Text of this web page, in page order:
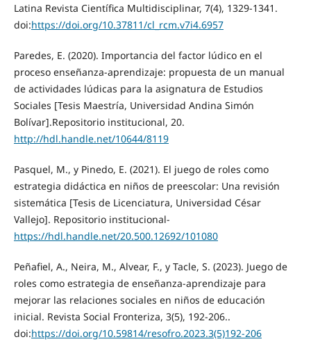
Latina Revista Científica Multidisciplinar, 7(4), 1329-1341.
doi:https://doi.org/10.37811/cl_rcm.v7i4.6957
Paredes, E. (2020). Importancia del factor lúdico en el
proceso enseñanza-aprendizaje: propuesta de un manual
de actividades lúdicas para la asignatura de Estudios
Sociales [Tesis Maestría, Universidad Andina Simón
Bolívar].Repositorio institucional, 20.
http://hdl.handle.net/10644/8119
Pasquel, M., y Pinedo, E. (2021). El juego de roles como
estrategia didáctica en niños de preescolar: Una revisión
sistemática [Tesis de Licenciatura, Universidad César
Vallejo]. Repositorio institucional-
https://hdl.handle.net/20.500.12692/101080
Peñafiel, A., Neira, M., Alvear, F., y Tacle, S. (2023). Juego de
roles como estrategia de enseñanza-aprendizaje para
mejorar las relaciones sociales en niños de educación
inicial. Revista Social Fronteriza, 3(5), 192-206..
doi:https://doi.org/10.59814/resofro.2023.3(5)192-206